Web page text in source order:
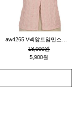
18,000원
5,900원